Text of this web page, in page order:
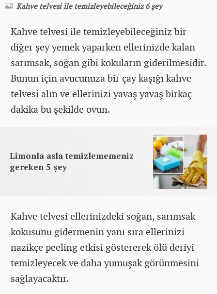
Kahve telvesi ile temizleyebileceğiniz 6 şey
Kahve telvesi ile temizleyebileceğiniz bir
diğer şey yemek yaparken ellerinizde kalan
sarımsak, soğan gibi kokuların giderilmesidir.
Bunun için avucunuza bir çay kaşığı kahve
telvesi alın ve ellerinizi yavaş yavaş birkaç
dakika bu şekilde ovun.
Limonla asla temizlememeniz
gereken 5 şey
Kahve telvesi ellerinizdeki soğan, sarımsak
kokusunu gidermenin yanı sıra ellerinizi
nazikçe peeling etkisi göstererek ölü deriyi
temizleyecek ve daha yumuşak görünmesini
sağlayacaktır.